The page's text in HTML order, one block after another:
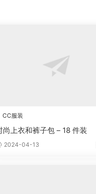
CC服装
尚上衣和裤子包 – 18 件装
2024-04-13